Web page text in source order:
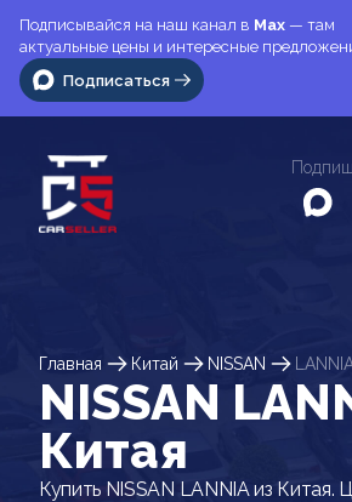
Подписывайся на наш канал в Max — там
актуальные цены и интересные
Подписаться
Главная Китай NISSAN
NISSAN
Китая
Купить NISSAN LANNIA из Китая.